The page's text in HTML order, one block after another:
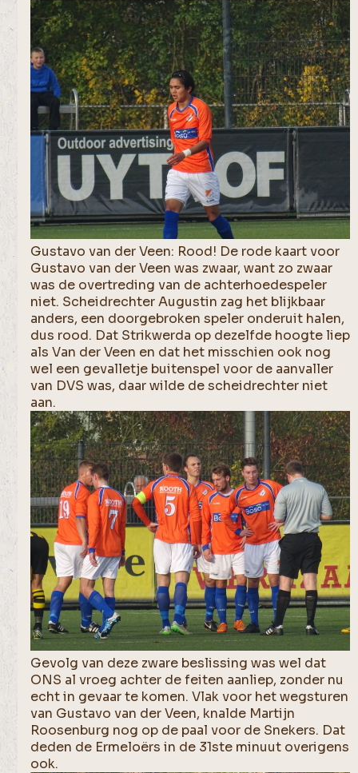
Gustavo van der Veen: Rood! De rode kaart voor
Gustavo van der Veen was zwaar, want zo zwaar
was de overtreding van de achterhoedespeler
niet. Scheidrechter Augustin zag het blijkbaar
anders, een doorgebroken speler onderuit halen,
dus rood. Dat Strikwerda op dezelfde hoogte liep
als Van der Veen en dat het misschien ook nog
wel een gevalletje buitenspel voor de aanvaller
van DVS was, daar wilde de scheidrechter niet
aan.
Gevolg van deze zware beslissing was wel dat
ONS al vroeg achter de feiten aanliep, zonder nu
echt in gevaar te komen. Vlak voor het wegsturen
van Gustavo van der Veen, knalde Martijn
Roosenburg nog op de paal voor de Snekers. Dat
deden de Ermeloërs in de 31ste minuut overigens
ook.